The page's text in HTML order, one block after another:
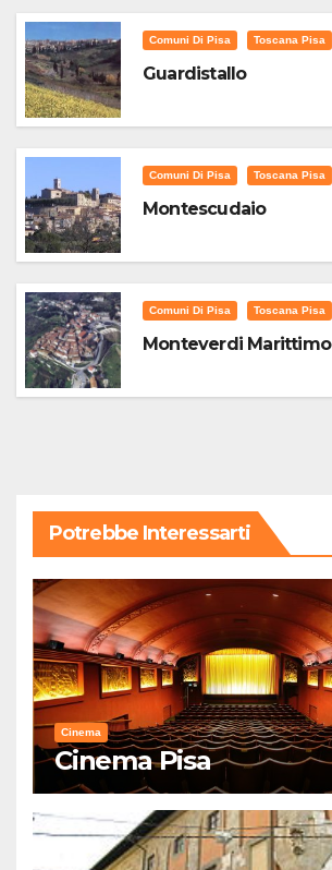
Comuni Di Pisa Toscana Pisa
Guardistallo
Comuni Di Pisa Toscana Pisa
Montescudaio
Comuni Di Pisa Toscana Pisa
Monteverdi Marittimo
Potrebbe Interessarti
Cinema
Cinema Pisa